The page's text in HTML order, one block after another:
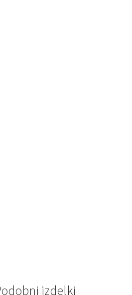
izdelki